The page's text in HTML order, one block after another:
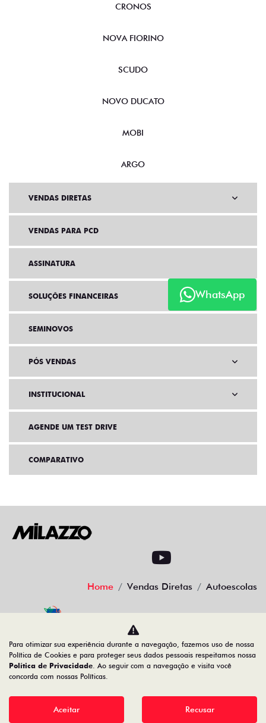
WhatsApp
CRONOS
NOVA FIORINO
SCUDO
NOVO DUCATO
MOBI
ARGO
VENDAS DIRETAS
VENDAS PARA PCD
ASSINATURA
SOLUÇÕES FINANCEIRAS
SEMINOVOS
PÓS VENDAS
INSTITUCIONAL
AGENDE UM TEST DRIVE
COMPARATIVO
Home Vendas Diretas Autoescolas
08.547.329/0007-74
Desenvolvido pela DEALERSPACE ® Direitos Reservados.
Para otimizar sua experiência durante a navegação, fazemos uso de nossa
Política de Cookies e para proteger seus dados pessoais respeitamos nossa
Política de Privacidade. Ao seguir com a navegação e visita você
concorda com nossas Políticas.
Aceitar Recusar